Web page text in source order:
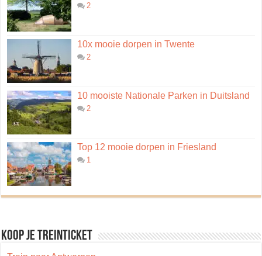
2
10x mooie dorpen in Twente
2
10 mooiste Nationale Parken in Duitsland
2
Top 12 mooie dorpen in Friesland
1
Koop je treinticket